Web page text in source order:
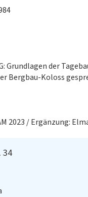
Grundlagen der
Bergbau-Koloss
2023 / Ergänzung:
34